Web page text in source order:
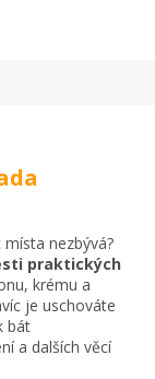
nezbývá?
praktických
krému a
je uschováte
bát
a dalších věcí